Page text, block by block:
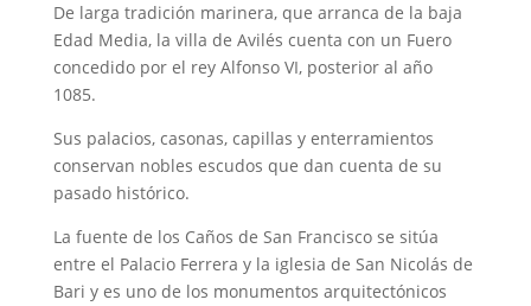
De larga tradición marinera, que arranca de la baja
Edad Media, la villa de Avilés cuenta con un Fuero
concedido por el rey Alfonso VI, posterior al año
1085.
Sus palacios, casonas, capillas y enterramientos
conservan nobles escudos que dan cuenta de su
pasado histórico.
La fuente de los Caños de San Francisco se sitúa
entre el Palacio Ferrera y la iglesia de San Nicolás de
Bari y es uno de los monumentos arquitectónicos